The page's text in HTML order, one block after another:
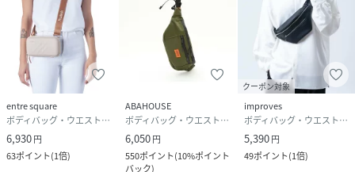
entre square
ボディバッグ・ウエストポーチ
6,930円
63ポイント(1倍)
ABAHOUSE
ボディバッグ・ウエストポーチ
6,050円
550ポイント(10%ポイント
バック)
クーポン対象
improves
ボディバッグ・ウエストポーチ
5,390円
49ポイント(1倍)